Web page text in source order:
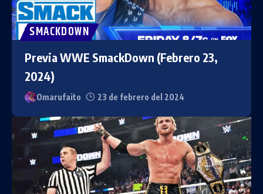
SMACKDOWN
Previa WWE SmackDown (Febrero 23,
2024)
Omarufaito 23 de febrero del 2024